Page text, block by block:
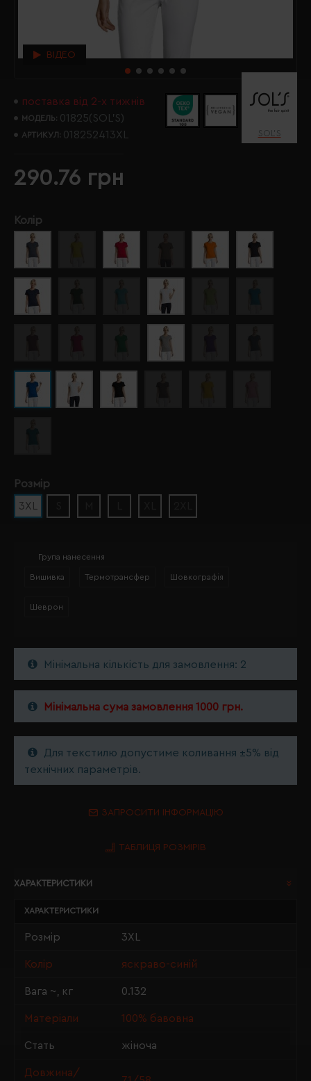
ВІДЕО
поставка від 2-х тижнів
МОДЕЛЬ: 01825(SOL’S)
АРТИКУЛ: 018252413XL SOL’S
290.76 грн
Колір
Розмір
3XL
Група нанесення
Вишивка Термотрансфер Шовкографія
Шеврон
Мінімальна кількість для замовлення: 2
Мінімальна сума замовлення 1000 грн.
Для текстилю допустиме коливання ±5% від
технічних параметрів.
ЗАПРОСИТИ ІНФОРМАЦІЮ
ТАБЛИЦЯ РОЗМІРІВ
ХАРАКТЕРИСТИКИ
ХАРАКТЕРИСТИКИ
Розмір 3XL
Колір яскраво-синій
Вага ~, кг 0.132
Матеріали 100% бавовна
Стать жіноча
Довжина/